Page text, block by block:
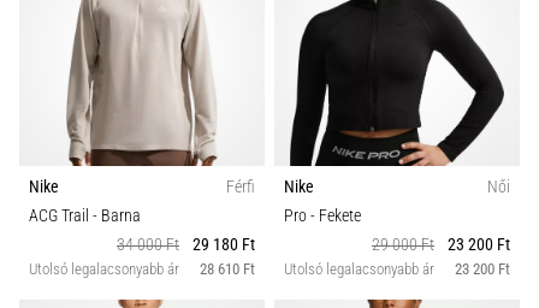
Nike
Férfi
ACG Trail - Barna
34 000 Ft
29 180 Ft
Utolsó legalacsonyabb ár 28 610 Ft
Nike
Női
Pro- Fekete
29 000 Ft
23 200 Ft
Utolsó legalacsonyabb ár 23 200 Ft